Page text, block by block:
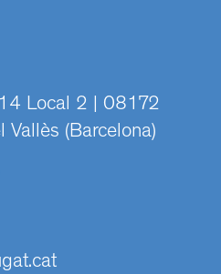
Local 2 | 08172
Vallès (Barcelona)